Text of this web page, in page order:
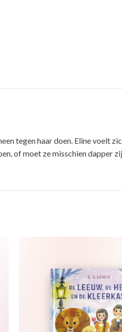
tegen haar doen. Eline voelt
of moet ze misschien dapper